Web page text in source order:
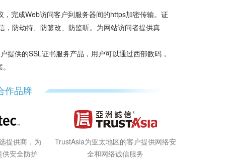
完成Web访问客户到服务器间的https加密传输。证
防劫持、防篡改、防监听。为网站访问者提供真
提供的SSL证书服务产品，用户可以通过西部数码，
作品牌
提供商，为
安全防护
TrustAsia为亚太地区的客户提供网络安
全和网络诚信服务